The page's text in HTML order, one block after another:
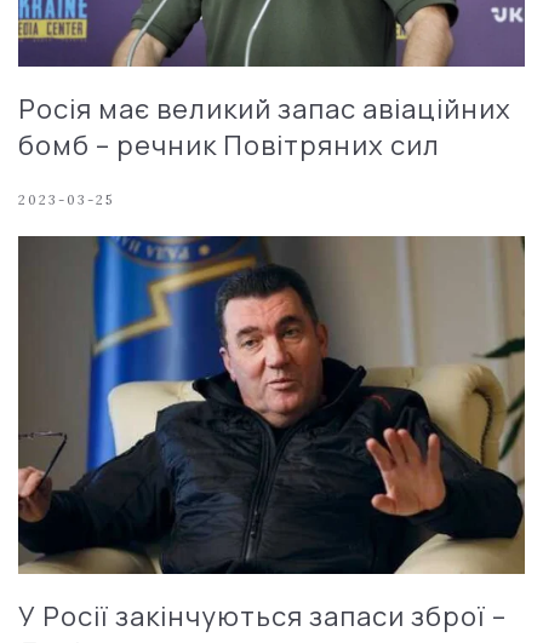
Росія має великий запас авіаційних
бомб – речник Повітряних сил
2023-03-25
У Росії закінчуються запаси зброї –